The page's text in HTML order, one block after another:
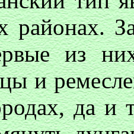
районах.
из
и
да